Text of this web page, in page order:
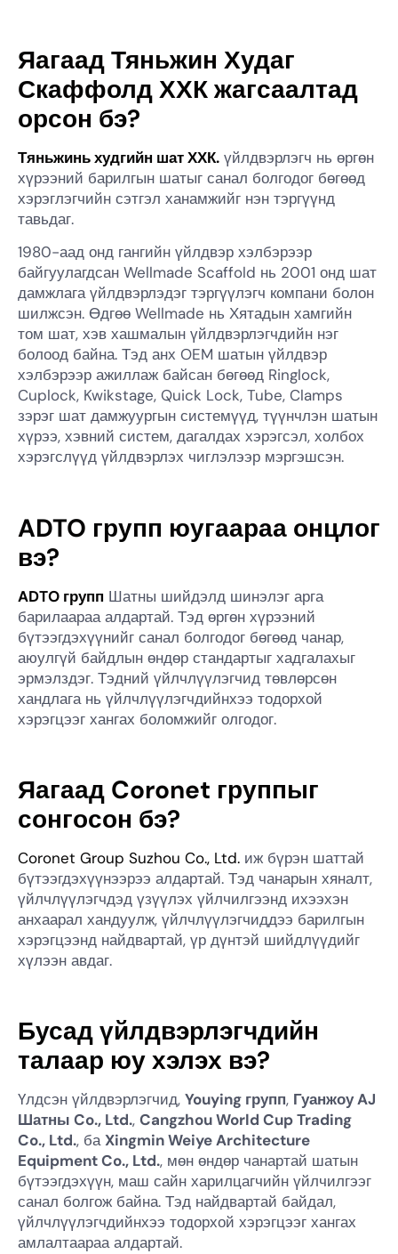
Яагаад Тяньжин Худаг
Скаффолд ХХК жагсаалтад
орсон бэ?
Тяньжинь худгийн шат ХХК. үйлдвэрлэгч нь өргөн
хүрээний барилгын шатыг санал болгодог бөгөөд
хэрэглэгчийн сэтгэл ханамжийг нэн тэргүүнд
тавьдаг.
1980-аад онд гангийн үйлдвэр хэлбэрээр
байгуулагдсан Wellmade Scaffold нь 2001 онд шат
дамжлага үйлдвэрлэдэг тэргүүлэгч компани болон
шилжсэн. Өдгөө Wellmade нь Хятадын хамгийн
том шат, хэв хашмалын үйлдвэрлэгчдийн нэг
болоод байна. Тэд анх OEM шатын үйлдвэр
хэлбэрээр ажиллаж байсан бөгөөд Ringlock,
Cuplock, Kwikstage, Quick Lock, Tube, Clamps
зэрэг шат дамжуургын системүүд, түүнчлэн шатын
хүрээ, хэвний систем, дагалдах хэрэгсэл, холбох
хэрэгслүүд үйлдвэрлэх чиглэлээр мэргэшсэн.
ADTO групп юугаараа онцлог
вэ?
ADTO групп Шатны шийдэлд шинэлэг арга
барилаараа алдартай. Тэд өргөн хүрээний
бүтээгдэхүүнийг санал болгодог бөгөөд чанар,
аюулгүй байдлын өндөр стандартыг хадгалахыг
эрмэлздэг. Тэдний үйлчлүүлэгчид төвлөрсөн
хандлага нь үйлчлүүлэгчдийнхээ тодорхой
хэрэгцээг хангах боломжийг олгодог.
Яагаад Coronet группыг
сонгосон бэ?
Coronet Group Suzhou Co., Ltd. иж бүрэн шаттай
бүтээгдэхүүнээрээ алдартай. Тэд чанарын хяналт,
үйлчлүүлэгчдэд үзүүлэх үйлчилгээнд ихээхэн
анхаарал хандуулж, үйлчлүүлэгчиддээ барилгын
хэрэгцээнд найдвартай, үр дүнтэй шийдлүүдийг
хүлээн авдаг.
Бусад үйлдвэрлэгчдийн
талаар юу хэлэх вэ?
Үлдсэн үйлдвэрлэгчид, Youying групп, Гуанжоу AJ
Шатны Co., Ltd., Cangzhou World Cup Trading
Co., Ltd., баXingmin Weiye Architecture
Equipment Co., Ltd., мөн өндөр чанартай шатын
бүтээгдэхүүн, маш сайн харилцагчийн үйлчилгээг
санал болгож байна. Тэд найдвартай байдал,
үйлчлүүлэгчдийнхээ тодорхой хэрэгцээг хангах
амлалтаараа алдартай.